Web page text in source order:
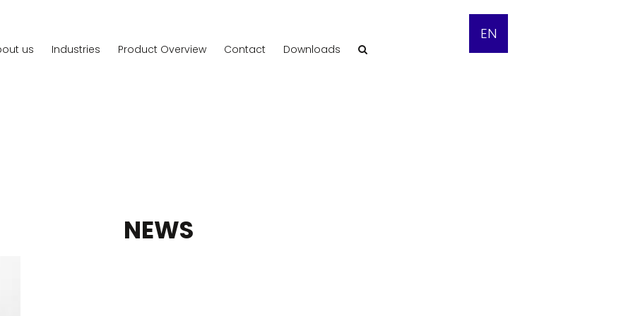
us Industries Product Overview Contact Downloads
EN
NEWS